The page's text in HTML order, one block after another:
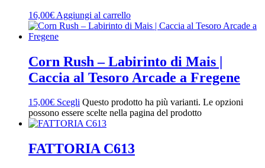
16,00€ Aggiungi al carrello
Corn Rush – Labirinto di Mais |
Caccia al Tesoro Arcade a Fregene
15,00€ Scegli Questo prodotto ha più varianti. Le opzioni
possono essere scelte nella pagina del prodotto
FATTORIA C613